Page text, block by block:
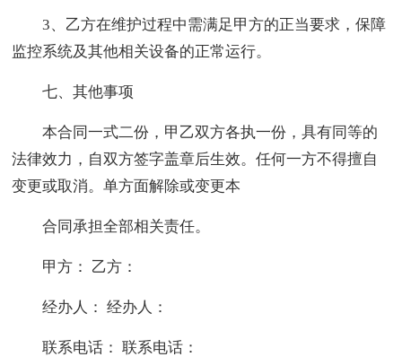
3、乙方在维护过程中需满足甲方的正当要求，保障
监控系统及其他相关设备的正常运行。
七、其他事项
本合同一式二份，甲乙双方各执一份，具有同等的
法律效力，自双方签字盖章后生效。任何一方不得擅自
变更或取消。单方面解除或变更本
合同承担全部相关责任。
甲方： 乙方：
经办人： 经办人：
联系电话： 联系电话：